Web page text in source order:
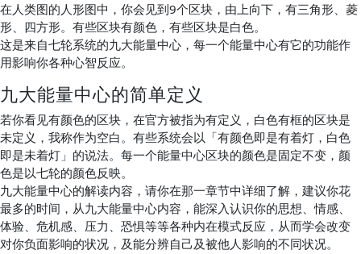
在人类图的人形图中，你会见到9个区块，由上向下，有三角形、菱
形、四方形。有些区块有颜色，有些区块是白色。
这是来自七轮系统的九大能量中心，每一个能量中心有它的功能作
用影响你各种心智反应。
九大能量中心的简单定义
若你看见有颜色的区块，在官方被指为有定义，白色有框的区块是
未定义，我称作为空白。有些系统会以「有颜色即是有着灯，白色
即是未着灯」的说法。每一个能量中心区块的颜色是固定不变，颜
色是以七轮的颜色反映。
九大能量中心的解读内容，请你在那一章节中详细了解，建议你花
最多的时间，从九大能量中心内容，能深入认识你的思想、情感、
体验、危机感、压力、恐惧等等各种内在模式反应，从而学会改变
对你负面影响的状况，及能分辨自己及被他人影响的不同状况。